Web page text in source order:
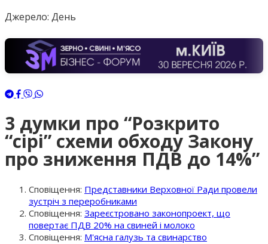
Джерело: День
3 думки про “Розкрито
“сірі” схеми обходу Закону
про зниження ПДВ до 14%”
Сповіщення: Представники Верховної Ради провели
зустріч з переробниками
Сповіщення: Зареєстровано законопроект, що
повертає ПДВ 20% на свиней і молоко
Сповіщення: М'ясна галузь та свинарство